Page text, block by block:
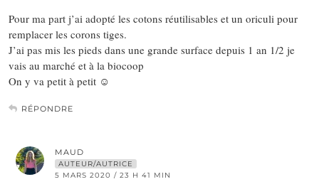
Pour ma part j’ai adopté les cotons réutilisables et un oriculi pour
remplacer les corons tiges.
J’ai pas mis les pieds dans une grande surface depuis 1 an 1/2 je
vais au marché et à la biocoop
On y va petit à petit ☺️
RÉPONDRE
MAUD
AUTEUR/AUTRICE
5 MARS 2020 / 23 H 41 MIN